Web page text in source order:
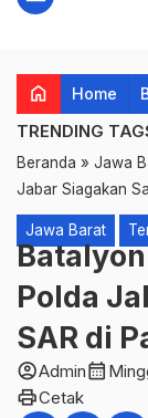
home Home
TRENDING
Beranda » Jawa
Jabar Siagakan
Jawa Barat
Polda
SAR di
account_circleAdmincalendar_month
printCetak